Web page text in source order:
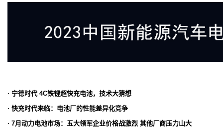
· 宁德时代 4C铁锂超快充电池，技术大猜想
· 快充时代来临：电池厂的性能差异化竞争
· 7月动力电池市场：五大领军企业价格战激烈 其他厂商压力山大